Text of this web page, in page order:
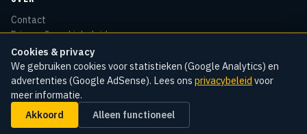
Cookies & privacy
We gebruiken cookies voor statistieken (Google Analytics) en
advertenties (Google AdSense). Lees ons privacybeleid voor
meer informatie.
Akkoord Alleen functioneel
Contact
Privacy & cookiebeleid
Disclaimer
Sitemap
© 2026 Kentekenradar